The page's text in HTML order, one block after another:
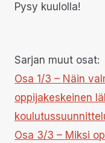
Pysy kuulolla!
Sarjan muut osat:
Osa 1/3 – Näin
oppijakeskeinen
Osa 3/3 – Miksi